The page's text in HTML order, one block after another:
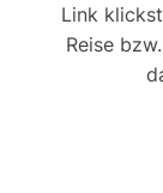
Link
Reise